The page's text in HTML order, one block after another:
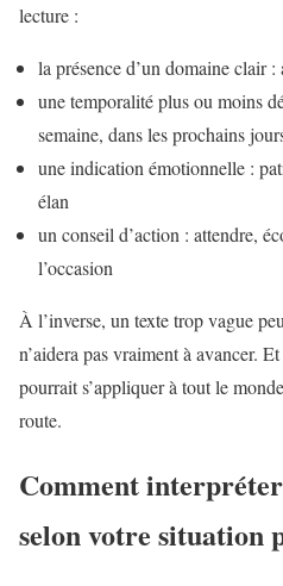
lecture :
la présence d’un domaine clair
une temporalité plus ou moins
semaine, dans les prochains
une indication émotionnelle :
élan
un conseil d’action : attendre,
l’occasion
À l’inverse, un texte trop vague
n’aidera pas vraiment à avancer.
pourrait s’appliquer à tout le
route.
Comment
selon votre situation